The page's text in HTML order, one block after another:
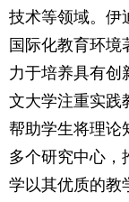
技术等领域。伊
国际化教育环境
力于培养具有创
文大学注重实践
帮助学生将理论
多个研究中心，
学以其优质的教